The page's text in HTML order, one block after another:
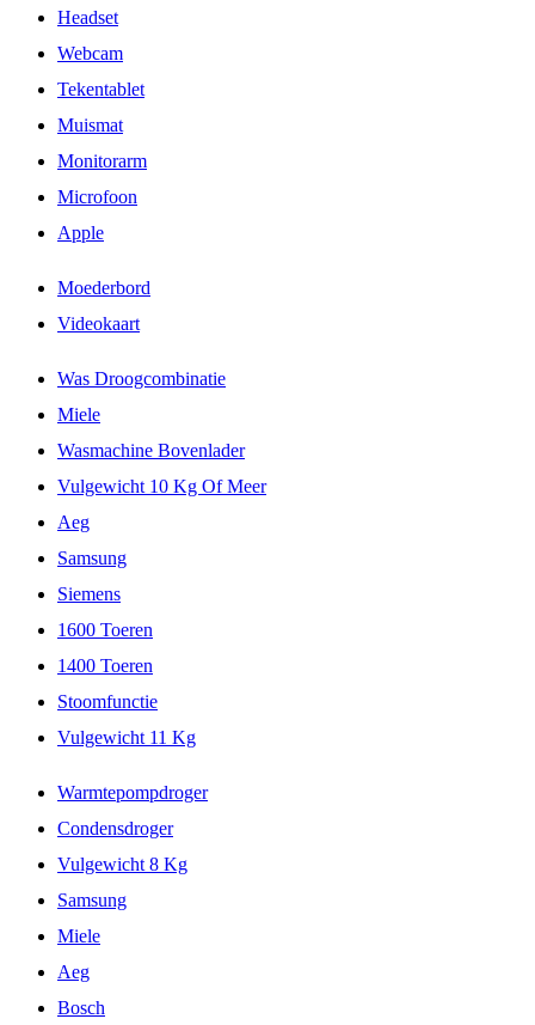
Headset
Webcam
Tekentablet
Muismat
Monitorarm
Microfoon
Apple
Moederbord
Videokaart
Was Droogcombinatie
Miele
Wasmachine Bovenlader
Vulgewicht 10 Kg Of Meer
Aeg
Samsung
Siemens
1600 Toeren
1400 Toeren
Stoomfunctie
Vulgewicht 11 Kg
Warmtepompdroger
Condensdroger
Vulgewicht 8 Kg
Samsung
Miele
Aeg
Bosch